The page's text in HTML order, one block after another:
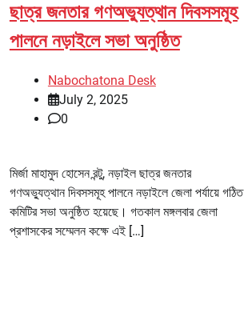
ছাত্র জনতার গণঅভ্যুত্থান দিবসসমূহ
পালনে নড়াইলে সভা অনুষ্ঠিত
Nabochatona Desk
July 2, 2025
0
মির্জা মাহামুদ হোসেন রন্টু, নড়াইল ছাত্র জনতার
গণঅভ্যুত্থান দিবসসমূহ পালনে নড়াইলে জেলা পর্যায়ে গঠিত
কমিটির সভা অনুষ্ঠিত হয়েছে। গতকাল মঙ্গলবার জেলা
প্রশাসকের সম্মেলন কক্ষে এই […]